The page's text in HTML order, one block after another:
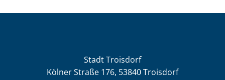
Stadt Troisdorf
Kölner Straße 176, 53840 Troisdorf